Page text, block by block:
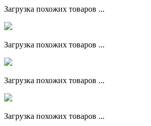
Загрузка похожих товаров ...
Загрузка похожих товаров ...
Загрузка похожих товаров ...
Загрузка похожих товаров ...